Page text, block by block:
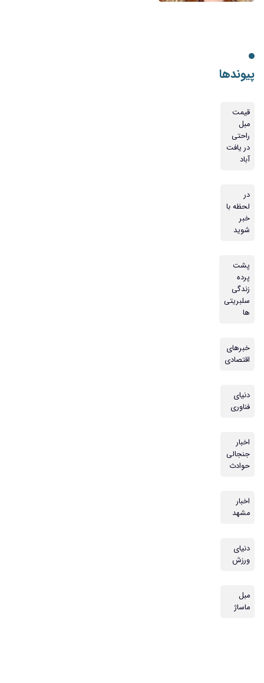
پیوندها
قیمت
مبل
راحتی
در یافت
آباد
در
لحظه با
خبر
شوید
پشت
پرده
زندگی
سلبریتی
ها
خبرهای
اقتصادی
دنیای
فناوری
اخبار
جنجالی
حوادث
اخبار
مشهد
دنیای
ورزش
مبل
ماساژ